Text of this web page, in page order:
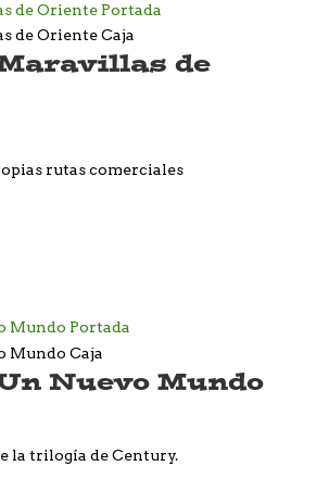
de
rutas comerciales
Nuevo Mundo
la trilogía de Century.